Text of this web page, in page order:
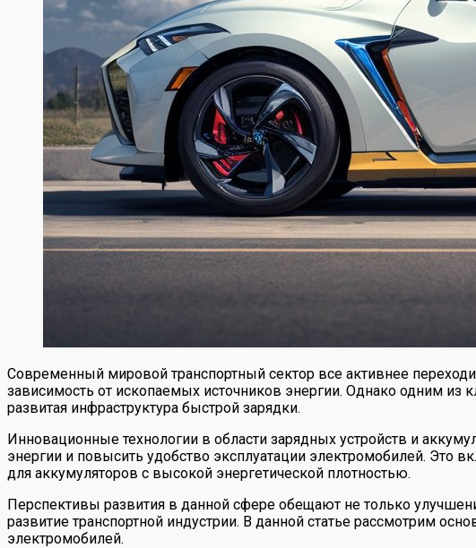
Современный мировой транспортный сектор все активнее
зависимость от ископаемых источников энергии. Однако одним из
развитая инфраструктура быстрой зарядки.
Инновационные технологии в области зарядных устройств и
энергии и повысить удобство эксплуатации электромобилей. Это
для аккумуляторов с высокой энергетической плотностью.
Перспективы развития в данной сфере обещают не только
развитие транспортной индустрии. В данной статье рассмотрим
электромобилей.